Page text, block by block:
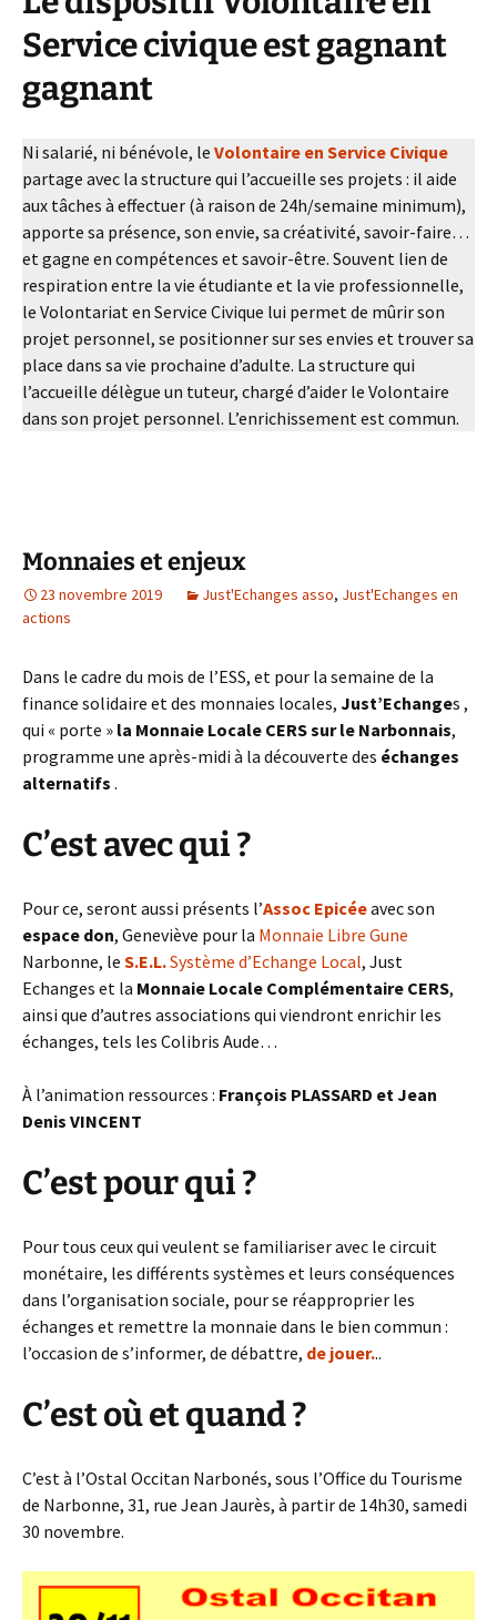
Service civique est gagnant
gagnant
Ni salarié, ni bénévole, le Volontaire en Service Civique
partage avec la structure qui l’accueille ses projets : il aide
aux tâches à effectuer (à raison de 24h/semaine minimum),
apporte sa présence, son envie, sa créativité, savoir-faire…
et gagne en compétences et savoir-être. Souvent lien de
respiration entre la vie étudiante et la vie professionnelle,
le Volontariat en Service Civique lui permet de mûrir son
projet personnel, se positionner sur ses envies et trouver sa
place dans sa vie prochaine d’adulte. La structure qui
l’accueille délègue un tuteur, chargé d’aider le Volontaire
dans son projet personnel. L’enrichissement est commun.
Monnaies et enjeux
23 novembre 2019 Just'Echanges asso, Just'Echanges en
actions
Dans le cadre du mois de l’ESS, et pour la semaine de la
finance solidaire et des monnaies locales, Just’Echanges ,
qui « porte » la Monnaie Locale CERS sur le Narbonnais,
programme une après-midi à la découverte des échanges
alternatifs .
C’est avec qui ?
Pour ce, seront aussi présents l’Assoc Epicéeavec son
espace don, Geneviève pour la Monnaie Libre Gune
Narbonne, le S.E.L.Système d’Echange Local, Just
Echanges et la Monnaie Locale Complémentaire CERS,
ainsi que d’autres associations qui viendront enrichir les
échanges, tels les Colibris Aude…
À l’animation ressources : François PLASSARD et Jean
Denis VINCENT
C’est pour qui ?
Pour tous ceux qui veulent se familiariser avec le circuit
monétaire, les différents systèmes et leurs conséquences
dans l’organisation sociale, pour se réapproprier les
échanges et remettre la monnaie dans le bien commun :
l’occasion de s’informer, de débattre, de jouer...
C’est où et quand ?
C’est à l’Ostal Occitan Narbonés, sous l’Office du Tourisme
de Narbonne, 31, rue Jean Jaurès, à partir de 14h30, samedi
30 novembre.